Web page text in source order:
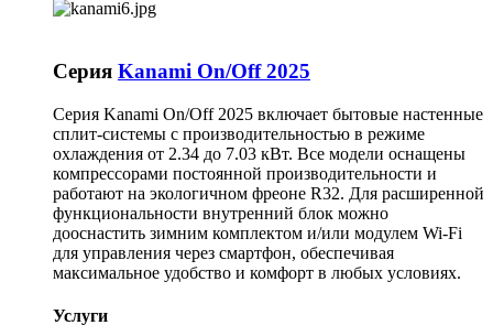
Серия Kanami On/Off 2025
Серия Kanami On/Off 2025 включает бытовые настенные
сплит-системы с производительностью в режиме
охлаждения от 2.34 до 7.03 кВт. Все модели оснащены
компрессорами постоянной производительности и
работают на экологичном фреоне R32. Для расширенной
функциональности внутренний блок можно
дооснастить зимним комплектом и/или модулем Wi-Fi
для управления через смартфон, обеспечивая
максимальное удобство и комфорт в любых условиях.
Услуги